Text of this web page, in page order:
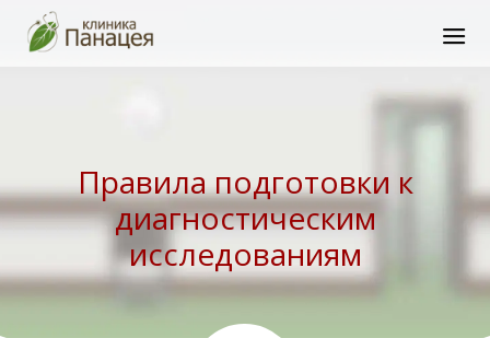
Правила подготовки к
диагностическим
исследованиям